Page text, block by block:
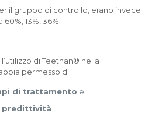
il gruppo di controllo, erano invece
13%, 36%.
di Teethan® nella
permesso di:
di trattamento e
predittività